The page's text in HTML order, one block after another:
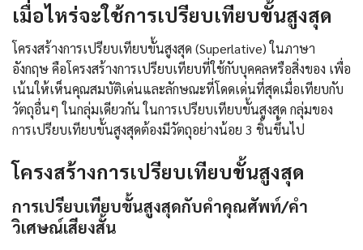
เมื่อไหร่จะใช้การเปรียบเทียบขั้นสูงสุด
โครงสร้างการเปรียบเทียบขั้นสูงสุด (Superlative) ในภาษา
อังกฤษ คือโครงสร้างการเปรียบเทียบที่ใช้กับบุคคลหรือสิ่งของ เพื่อ
เน้นให้เห็นคุณสมบัติเด่นและลักษณะที่โดดเด่นที่สุดเมื่อเทียบกับ
วัตถุอื่นๆ ในกลุ่มเดียวกัน ในการเปรียบเทียบขั้นสูงสุด กลุ่มของ
การเปรียบเทียบขั้นสูงสุดต้องมีวัตถุอย่างน้อย 3 ชิ้นขึ้นไป
โครงสร้างการเปรียบเทียบขั้นสูงสุด
การเปรียบเทียบขั้นสูงสุดกับคำคุณศัพท์/คำ
วิเศษณ์เสียงสั้น